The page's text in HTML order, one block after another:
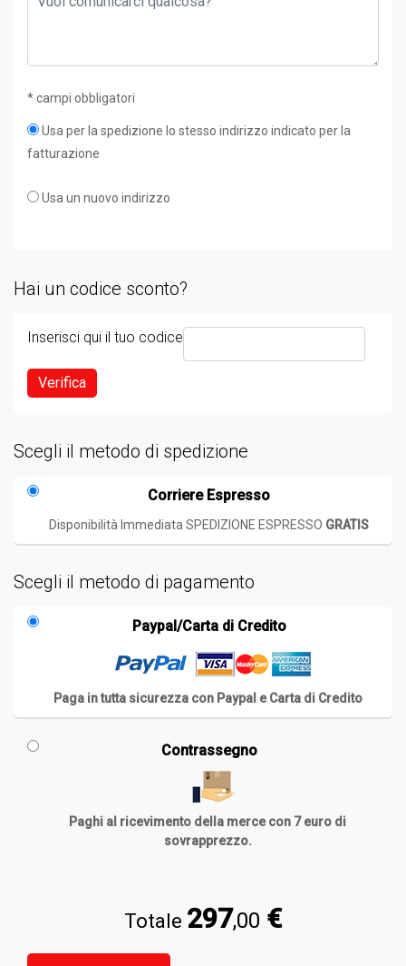
* campi obbligatori
Usa per la spedizione lo stesso indirizzo indicato per la
fatturazione
Usa un nuovo indirizzo
Hai un codice sconto?
Inserisci qui il tuo codice
Verifica
Scegli il metodo di spedizione
Corriere Espresso
Disponibilità Immediata SPEDIZIONE ESPRESSO GRATIS
Scegli il metodo di pagamento
Paypal/Carta di Credito
Paga in tutta sicurezza con Paypal e Carta di Credito
Contrassegno
Paghi al ricevimento della merce con 7 euro di
sovrapprezzo.
Totale 297,00 €